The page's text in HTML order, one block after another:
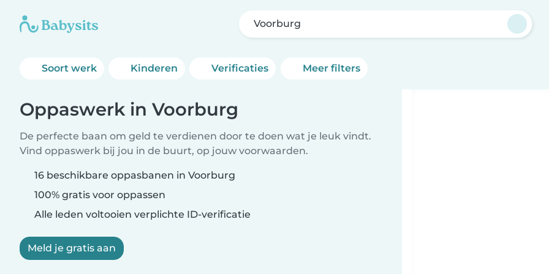
Voorburg
Soort werk Kinderen Verificaties Meer filters
Oppaswerk in Voorburg
De perfecte baan om geld te verdienen door te doen wat je leuk vindt.
Vind oppaswerk bij jou in de buurt, op jouw voorwaarden.
16 beschikbare oppasbanen in Voorburg
100% gratis voor oppassen
Alle leden voltooien verplichte ID-verificatie
Meld je gratis aan